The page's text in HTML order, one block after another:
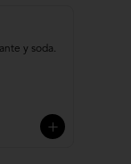
y soda.